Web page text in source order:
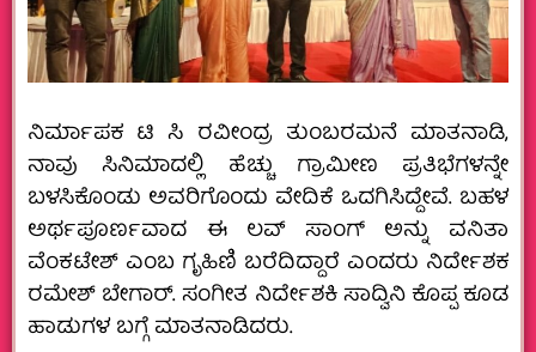
ನಿರ್ಮಾಪಕ ಟಿ ಸಿ ರವೀಂದ್ರ ತುಂಬರಮನೆ ಮಾತನಾಡಿ,
ನಾವು ಸಿನಿಮಾದಲ್ಲಿ ಹೆಚ್ಚು ಗ್ರಾಮೀಣ ಪ್ರತಿಭೆಗಳನ್ನೇ
ಬಳಸಿಕೊಂಡು ಅವರಿಗೊಂದು ವೇದಿಕೆ ಒದಗಿಸಿದ್ದೇವೆ. ಬಹಳ
ಅರ್ಥಪೂರ್ಣವಾದ ಈ ಲವ್ ಸಾಂಗ್ ಅನ್ನು ವನಿತಾ
ವೆಂಕಟೇಶ್ ಎಂಬ ಗೃಹಿಣಿ ಬರೆದಿದ್ದಾರೆ ಎಂದರು ನಿರ್ದೇಶಕ
ರಮೇಶ್ ಬೇಗಾರ್. ಸಂಗೀತ ನಿರ್ದೇಶಕಿ ಸಾದ್ವಿನಿ ಕೊಪ್ಪ ಕೂಡ
ಹಾಡುಗಳ ಬಗ್ಗೆ ಮಾತನಾಡಿದರು.